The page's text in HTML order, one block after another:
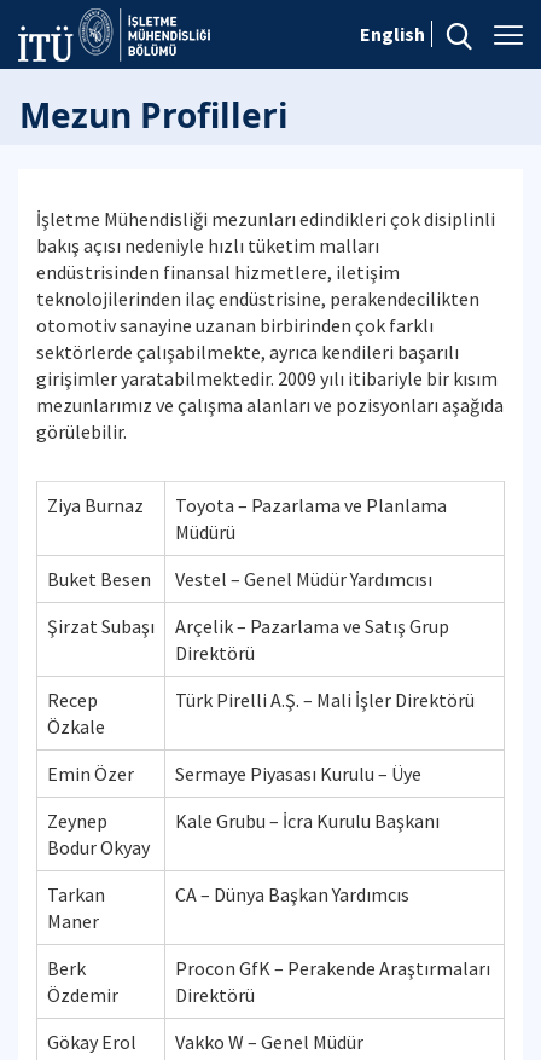
English
Mezun Profilleri
İşletme Mühendisliği mezunları edindikleri çok disiplinli
bakış açısı nedeniyle hızlı tüketim malları
endüstrisinden finansal hizmetlere, iletişim
teknolojilerinden ilaç endüstrisine, perakendecilikten
otomotiv sanayine uzanan birbirinden çok farklı
sektörlerde çalışabilmekte, ayrıca kendileri başarılı
girişimler yaratabilmektedir. 2009 yılı itibariyle bir kısım
mezunlarımız ve çalışma alanları ve pozisyonları aşağıda
görülebilir.
Ziya Burnaz
Toyota – Pazarlama ve Planlama
Müdürü
Buket Besen
Vestel – Genel Müdür Yardımcısı
Şirzat Subaşı
Arçelik – Pazarlama ve Satış Grup
Direktörü
Recep
Özkale
Türk Pirelli A.Ş. – Mali İşler Direktörü
Emin Özer
Sermaye Piyasası Kurulu – Üye
Zeynep
Bodur Okyay
Kale Grubu – İcra Kurulu Başkanı
Tarkan
Maner
CA – Dünya Başkan Yardımcıs
Berk
Özdemir
Procon GfK – Perakende Araştırmaları
Direktörü
Gökay Erol
Vakko W – Genel Müdür